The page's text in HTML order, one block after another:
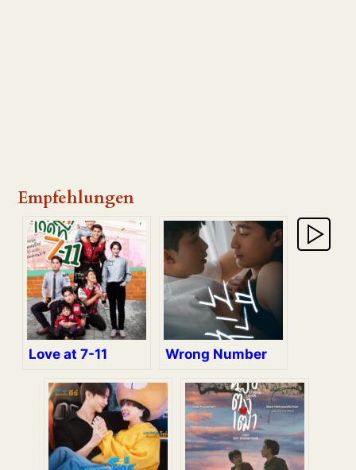
Empfehlungen
Love at 7-11 Wrong Number